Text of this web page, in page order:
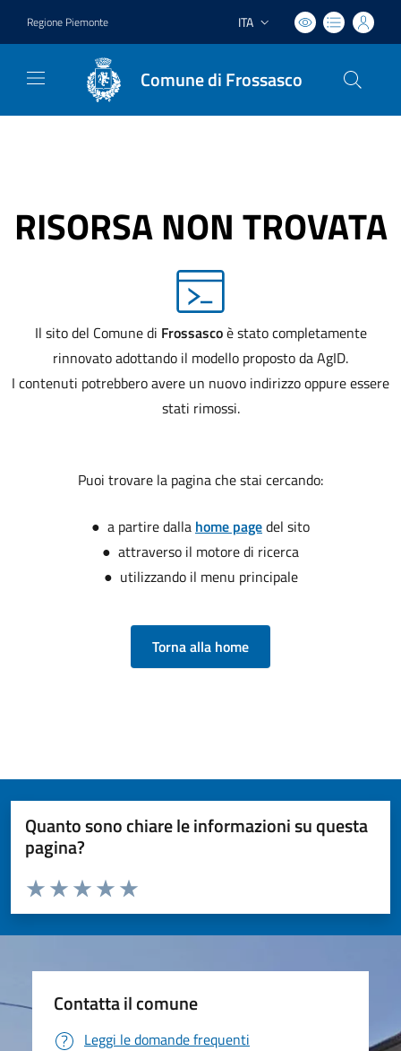
Regione Piemonte Lingua attiva:
ITA
Comune di Frossasco
RISORSA NON TROVATA
Il sito del Comune di Frossascoè stato completamente
rinnovato adottando il modello proposto da AgID.
I contenuti potrebbero avere un nuovo indirizzo oppure essere
stati rimossi.
Puoi trovare la pagina che stai cercando:
● a partire dalla home pagedel sito
● attraverso il motore di ricerca
● utilizzando il menu principale
Torna alla home
Quanto sono chiare le informazioni su questa
pagina?
Valuta da 1 a 5 stelle la pagina
Valuta 5 stelle su 5
Valuta 4 stelle su 5
Valuta 3 stelle su 5
Valuta 2 stelle su 5
Valuta 1 stelle su 5
Contatta il comune
Leggi le domande frequenti